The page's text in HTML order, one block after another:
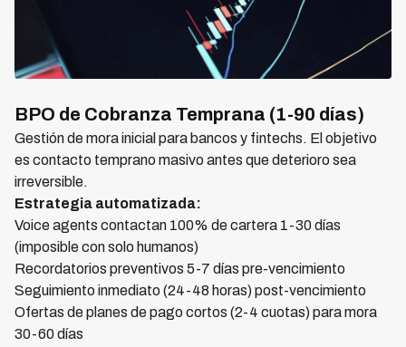
BPO de Cobranza Temprana (1-90 días)
Gestión de mora inicial para bancos y fintechs. El objetivo
es contacto temprano masivo antes que deterioro sea
irreversible.
Estrategia automatizada:
Voice agents contactan 100% de cartera 1-30 días
(imposible con solo humanos)
Recordatorios preventivos 5-7 días pre-vencimiento
Seguimiento inmediato (24-48 horas) post-vencimiento
Ofertas de planes de pago cortos (2-4 cuotas) para mora
30-60 días